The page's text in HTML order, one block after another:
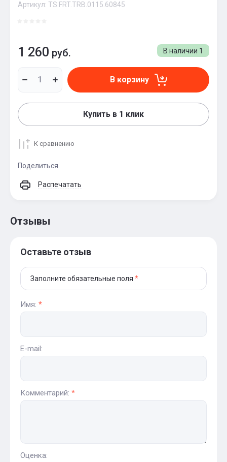
Артикул: TS.FRT.TRB.0115.60845
В наличии 1
1 260 руб.
В корзину
Купить в 1 клик
К сравнению
Поделиться
Распечатать
Отзывы
Оставьте отзыв
Заполните обязательные поля *
Имя: *
E-mail:
Комментарий: *
Оценка: